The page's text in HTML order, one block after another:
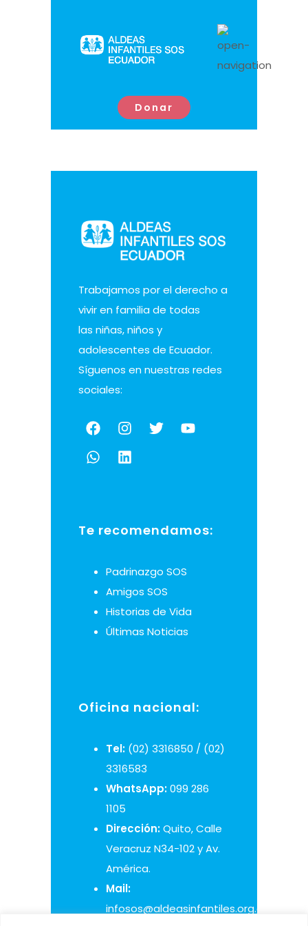
Donar
Trabajamos por el derecho a
vivir en familia de todas
las niñas, niños y
adolescentes de Ecuador.
Síguenos en nuestras redes
sociales:
Te recomendamos:
Padrinazgo SOS
Amigos SOS
Historias de Vida
Últimas Noticias
Oficina nacional:
Tel: (02) 3316850 / (02)
3316583
WhatsApp:099 286
1105
Dirección:Quito, Calle
Veracruz N34-102 y Av.
América.
Mail:
infosos@aldeasinfantiles.org.ec